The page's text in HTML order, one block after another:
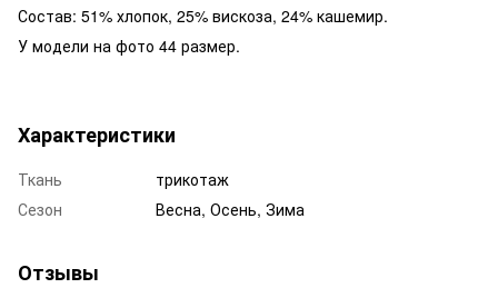
Состав: 51% хлопок, 25% вискоза, 24% кашемир.
У модели на фото 44 размер.
Характеристики
Ткань
трикотаж
Сезон
Весна, Осень, Зима
Отзывы